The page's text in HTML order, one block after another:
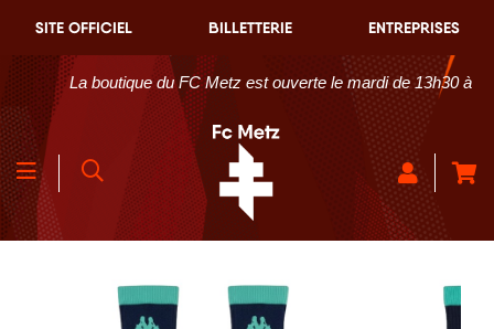
SITE OFFICIEL BILLETTERIE ENTREPRISES
La boutique du FC Metz est ouverte le mardi de 13h30 à